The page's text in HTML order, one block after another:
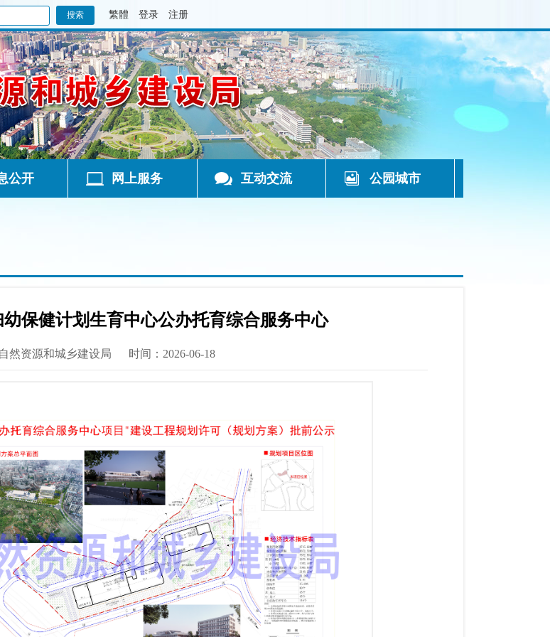
繁體 登录 注册
公开 网上服务 互动交流 公园城市
保健计划生育中心公办托育综合服务中心
然资源和城乡建设局 时间：2026-06-18